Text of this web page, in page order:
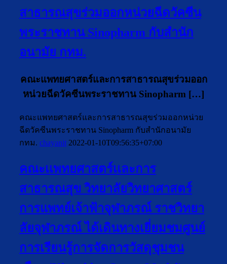
สาธารณสุขร่วมออกหน่วยฉีดวัคซีน
พระราชทาน Sinopharm กับสำนัก
อนามัย กทม.
คณะแพทยศาสตร์และการสาธารณสุขร่วมออก
หน่วยฉีดวัคซีนพระราชทาน Sinopharm […]
คณะแพทยศาสตร์และการสาธารณสุขร่วมออกหน่วย
ฉีดวัคซีนพระราชทาน Sinopharm กับสำนักอนามัย
กทม. chayanit 2022-01-10T09:56:35+07:00
คณะเเพทยศาสตร์เเละการ
สาธารณสุข วิทยาลัยวิทยาศาสตร์
การแพทย์เจ้าฟ้าจุฬาภรณ์ ราชวิทยา
ลัยจุฬาภรณ์ ได้เดินทางเยี่ยมชมศูนย์
การเรียนรู้การจัดการวัสดุชุมชน